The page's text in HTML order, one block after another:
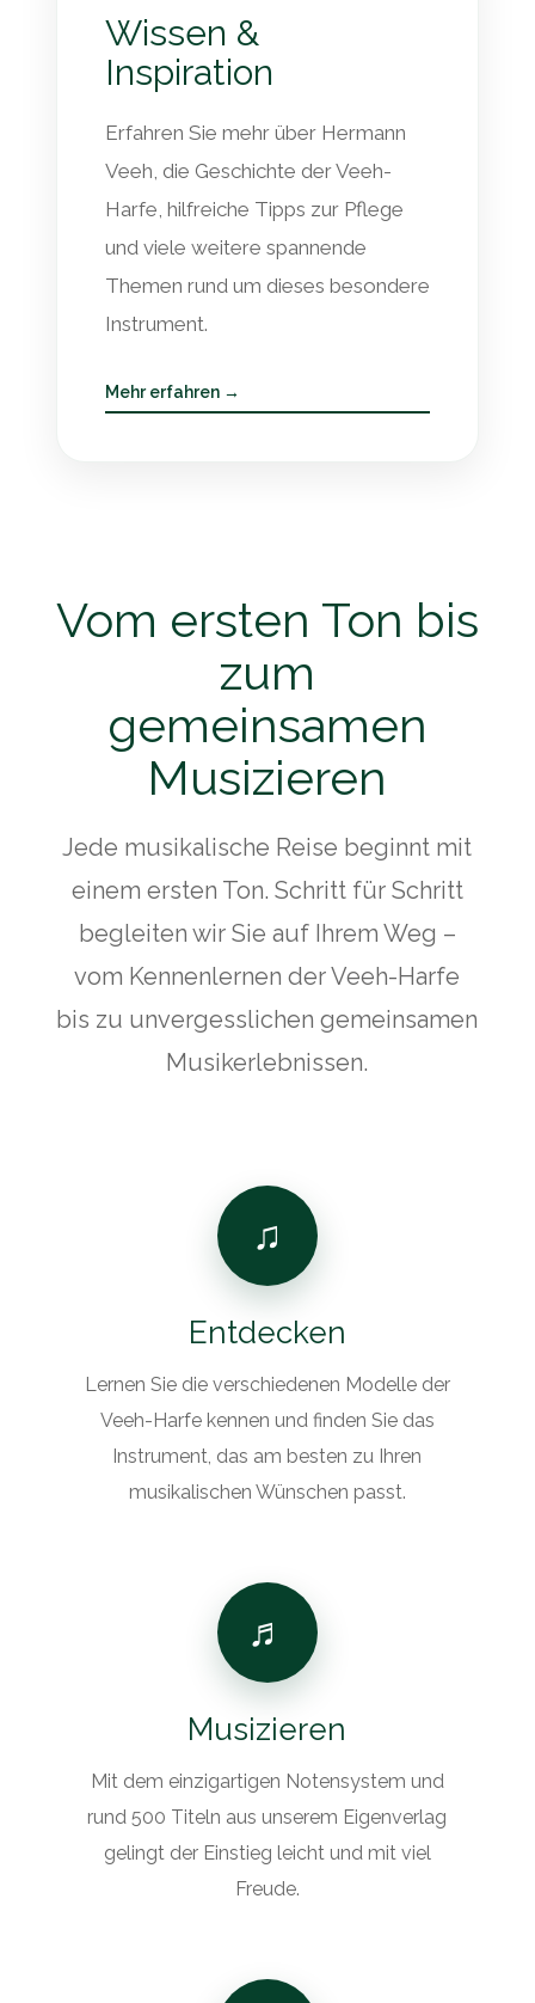
Wissen &
Inspiration
Erfahren Sie mehr über Hermann
Veeh, die Geschichte der Veeh-
Harfe, hilfreiche Tipps zur Pflege
und viele weitere spannende
Themen rund um dieses besondere
Instrument.
Mehr erfahren →
Vom ersten Ton bis
zum
gemeinsamen
Musizieren
Jede musikalische Reise beginnt mit
einem ersten Ton. Schritt für Schritt
begleiten wir Sie auf Ihrem Weg –
vom Kennenlernen der Veeh-Harfe
bis zu unvergesslichen gemeinsamen
Musikerlebnissen.
♫
Entdecken
Lernen Sie die verschiedenen Modelle der
Veeh-Harfe kennen und finden Sie das
Instrument, das am besten zu Ihren
musikalischen Wünschen passt.
♬
Musizieren
Mit dem einzigartigen Notensystem und
rund 500 Titeln aus unserem Eigenverlag
gelingt der Einstieg leicht und mit viel
Freude.